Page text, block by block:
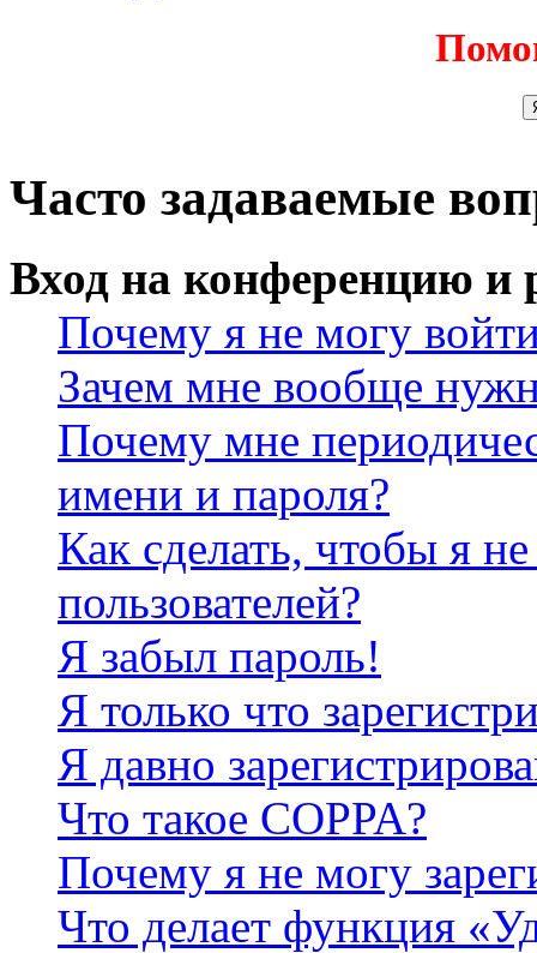
Часто задаваемые
Вход на конференцию и
Почему я не могу
Зачем мне вообще
Почему мне
имени и пароля?
Как сделать, чтобы я
пользователей?
Я забыл пароль!
Я только что
Я давно
Что такое COPPA?
Почему я не могу
Что делает функция